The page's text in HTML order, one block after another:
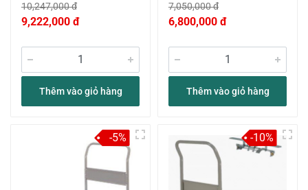
10,247,000 đ
9,222,000 đ
Thêm vào giỏ hàng
7,050,000 đ
6,800,000 đ
Thêm vào giỏ hàng
-5% -10%